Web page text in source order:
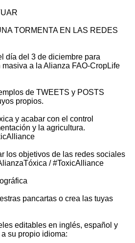
TORMENTA EN LAS REDES
día del 3 de diciembre para
a la Alianza FAO-CropLife
de TWEETS y POSTS
propios.
y acabar con el control
y la agricultura.
los objetivos de las redes sociales
/ #ToxicAlliance
pancartas o crea las tuyas
editables en inglés, español y
su propio idioma: